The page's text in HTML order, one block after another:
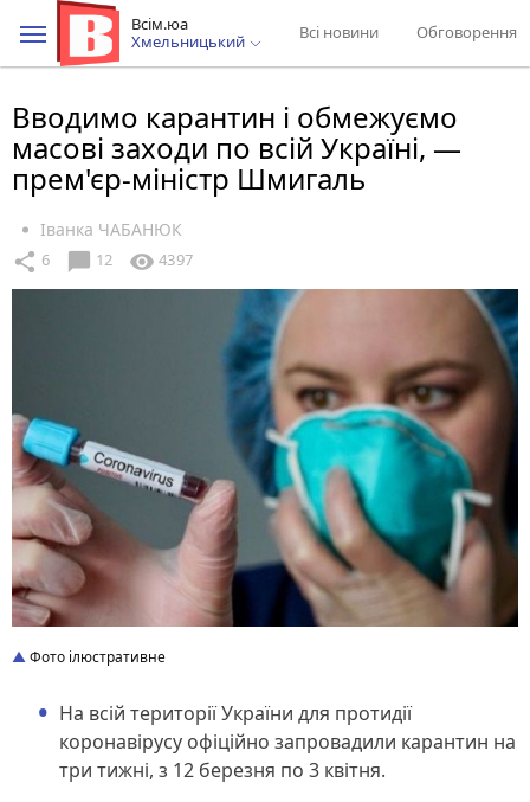
Всім.юа
Хмельницький
Всі новини Обговорення
Вводимо карантин і обмежуємо
масові заходи по всій Україні, —
прем'єр-міністр Шмигаль
Іванка ЧАБАНЮК
share 6 chat_bubble 12 visibility 4397
Фото ілюстративне
На всій території України для протидії
коронавірусу офіційно запровадили карантин на
три тижні, з 12 березня по 3 квітня.